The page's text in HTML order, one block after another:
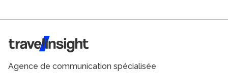
Travel Insight
Agence de communication spécialisée